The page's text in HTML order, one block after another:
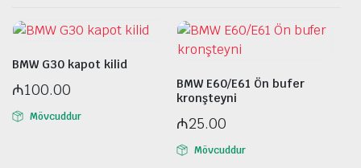
BMW G30 kapot kilid
₼100.00
Mövcuddur
BMW E60/E61 Ön bufer
kronşteyni
₼25.00
Mövcuddur